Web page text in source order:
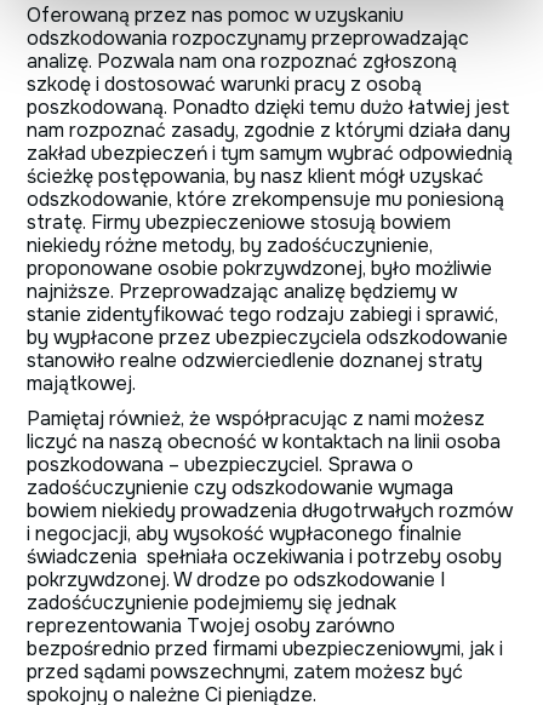
Oferowaną przez nas pomoc w uzyskaniu
odszkodowania rozpoczynamy przeprowadzając
analizę. Pozwala nam ona rozpoznać zgłoszoną
szkodę i dostosować warunki pracy z osobą
poszkodowaną. Ponadto dzięki temu dużo łatwiej jest
nam rozpoznać zasady, zgodnie z którymi działa dany
zakład ubezpieczeń i tym samym wybrać odpowiednią
ścieżkę postępowania, by nasz klient mógł uzyskać
odszkodowanie, które zrekompensuje mu poniesioną
stratę. Firmy ubezpieczeniowe stosują bowiem
niekiedy różne metody, by zadośćuczynienie,
proponowane osobie pokrzywdzonej, było możliwie
najniższe. Przeprowadzając analizę będziemy w
stanie zidentyfikować tego rodzaju zabiegi i sprawić,
by wypłacone przez ubezpieczyciela odszkodowanie
stanowiło realne odzwierciedlenie doznanej straty
majątkowej.
Pamiętaj również, że współpracując z nami możesz
liczyć na naszą obecność w kontaktach na linii osoba
poszkodowana – ubezpieczyciel. Sprawa o
zadośćuczynienie czy odszkodowanie wymaga
bowiem niekiedy prowadzenia długotrwałych rozmów
i negocjacji, aby wysokość wypłaconego finalnie
świadczenia spełniała oczekiwania i potrzeby osoby
pokrzywdzonej. W drodze po odszkodowanie I
zadośćuczynienie podejmiemy się jednak
reprezentowania Twojej osoby zarówno
bezpośrednio przed firmami ubezpieczeniowymi, jak i
przed sądami powszechnymi, zatem możesz być
spokojny o należne Ci pieniądze.